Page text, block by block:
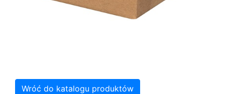
Wróć do katalogu produktów